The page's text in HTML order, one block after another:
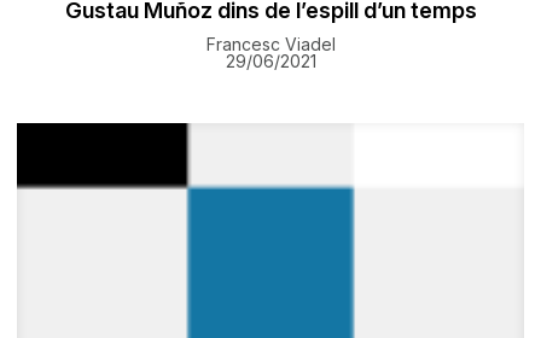
Gustau Muñoz dins de l’espill d’un temps
Francesc Viadel
29/06/2021